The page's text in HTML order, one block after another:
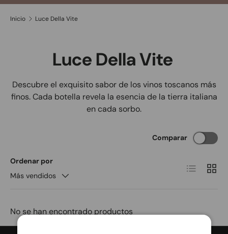
Inicio Luce Della Vite
Luce Della Vite
Descubre el exquisito sabor de los vinos toscanos más
finos. Cada botella revela la esencia de la tierra italiana
en cada sorbo.
Ordenar por
Más vendidos
Comparar
Lista
No se han encontrado productos